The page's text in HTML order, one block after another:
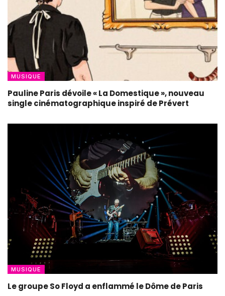
MUSIQUE
Pauline Paris dévoile « La Domestique », nouveau
single cinématographique inspiré de Prévert
MUSIQUE
Le groupe So Floyd a enflammé le Dôme de Paris